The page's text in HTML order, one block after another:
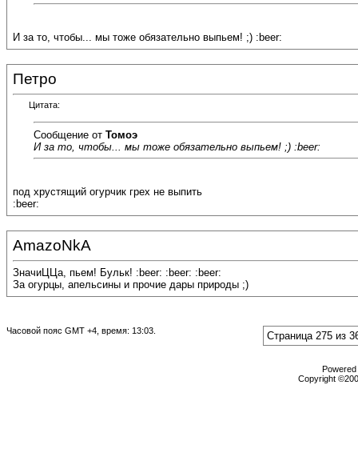
И за то, чтобы... мы тоже обязательно выпьем! ;) :beer:
Петро
Цитата:
Сообщение от Томоэ
И за то, чтобы... мы тоже обязательно выпьем! ;) :beer:
под хрустящий огурчик грех не выпить
:beer:
AmazoNkA
ЗначиЦЦа, пьем! Бульк! :beer: :beer: :beer:
За огурцы, апельсины и прочие дары природы ;)
Часовой пояс GMT +4, время: 13:03 Страница 275 из
Copyright